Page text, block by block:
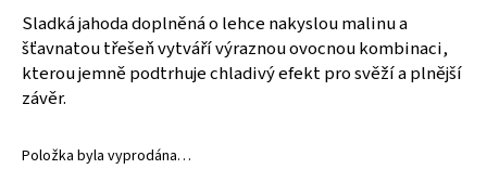
Sladká jahoda doplněná o lehce nakyslou malinu a
šťavnatou třešeň vytváří výraznou ovocnou kombinaci,
kterou jemně podtrhuje chladivý efekt pro svěží a plnější
závěr.
Položka byla vyprodána…
HLEDAT
o